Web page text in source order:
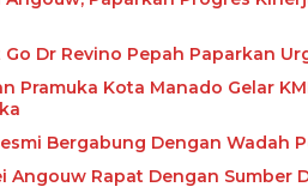
Go Dr Revino Pepah Paparkan
Pramuka Kota Manado Gelar
Bergabung Dengan Wadah
Angouw Rapat Dengan Sumber